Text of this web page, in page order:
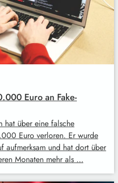
Euro an Fake-
hat über eine falsche
Euro verloren. Er wurde
aufmerksam und hat dort über
Monaten mehr als …